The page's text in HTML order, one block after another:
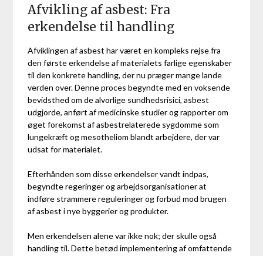
Afvikling af asbest: Fra
erkendelse til handling
Afviklingen af asbest har været en kompleks rejse fra
den første erkendelse af materialets farlige egenskaber
til den konkrete handling, der nu præger mange lande
verden over. Denne proces begyndte med en voksende
bevidsthed om de alvorlige sundhedsrisici, asbest
udgjorde, anført af medicinske studier og rapporter om
øget forekomst af asbestrelaterede sygdomme som
lungekræft og mesotheliom blandt arbejdere, der var
udsat for materialet.
Efterhånden som disse erkendelser vandt indpas,
begyndte regeringer og arbejdsorganisationer at
indføre strammere reguleringer og forbud mod brugen
af asbest i nye byggerier og produkter.
Men erkendelsen alene var ikke nok; der skulle også
handling til. Dette betød implementering af omfattende